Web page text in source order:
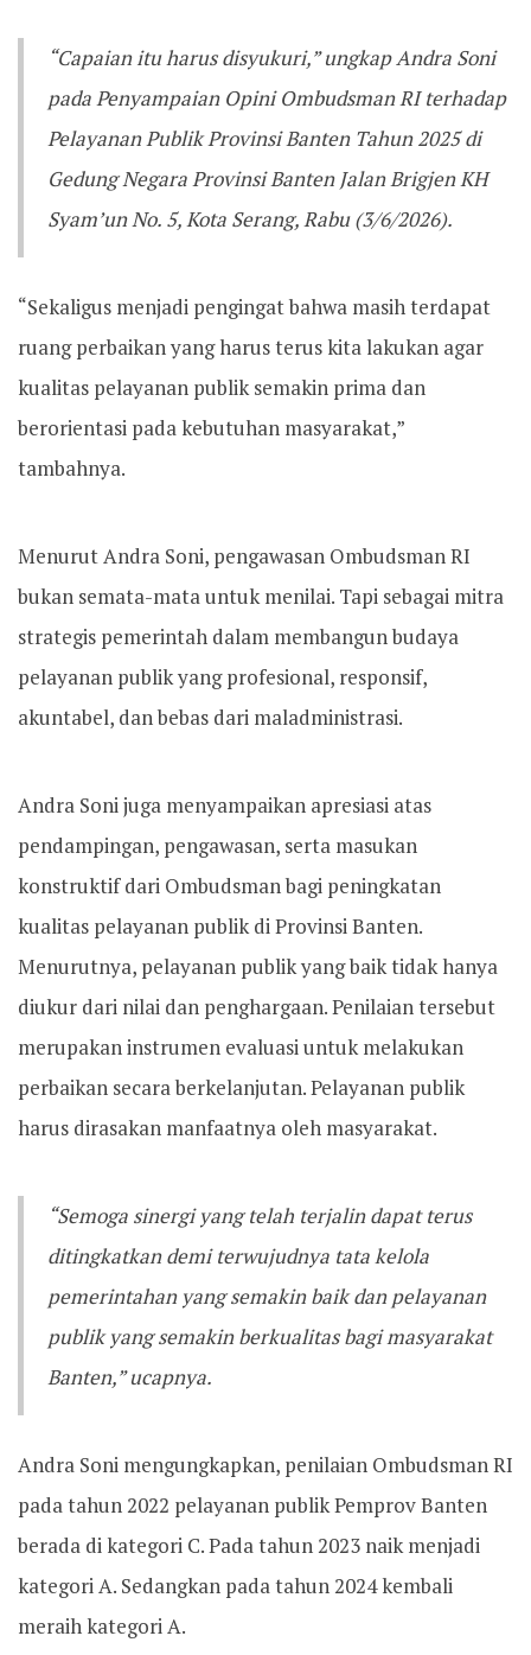
“Capaian itu harus disyukuri,” ungkap Andra Soni
pada Penyampaian Opini Ombudsman RI terhadap
Pelayanan Publik Provinsi Banten Tahun 2025 di
Gedung Negara Provinsi Banten Jalan Brigjen KH
Syam’un No. 5, Kota Serang, Rabu (3/6/2026).
“Sekaligus menjadi pengingat bahwa masih terdapat
ruang perbaikan yang harus terus kita lakukan agar
kualitas pelayanan publik semakin prima dan
berorientasi pada kebutuhan masyarakat,”
tambahnya.
Menurut Andra Soni, pengawasan Ombudsman RI
bukan semata-mata untuk menilai. Tapi sebagai mitra
strategis pemerintah dalam membangun budaya
pelayanan publik yang profesional, responsif,
akuntabel, dan bebas dari maladministrasi.
Andra Soni juga menyampaikan apresiasi atas
pendampingan, pengawasan, serta masukan
konstruktif dari Ombudsman bagi peningkatan
kualitas pelayanan publik di Provinsi Banten.
Menurutnya, pelayanan publik yang baik tidak hanya
diukur dari nilai dan penghargaan. Penilaian tersebut
merupakan instrumen evaluasi untuk melakukan
perbaikan secara berkelanjutan. Pelayanan publik
harus dirasakan manfaatnya oleh masyarakat.
“Semoga sinergi yang telah terjalin dapat terus
ditingkatkan demi terwujudnya tata kelola
pemerintahan yang semakin baik dan pelayanan
publik yang semakin berkualitas bagi masyarakat
Banten,” ucapnya.
Andra Soni mengungkapkan, penilaian Ombudsman RI
pada tahun 2022 pelayanan publik Pemprov Banten
berada di kategori C. Pada tahun 2023 naik menjadi
kategori A. Sedangkan pada tahun 2024 kembali
meraih kategori A.